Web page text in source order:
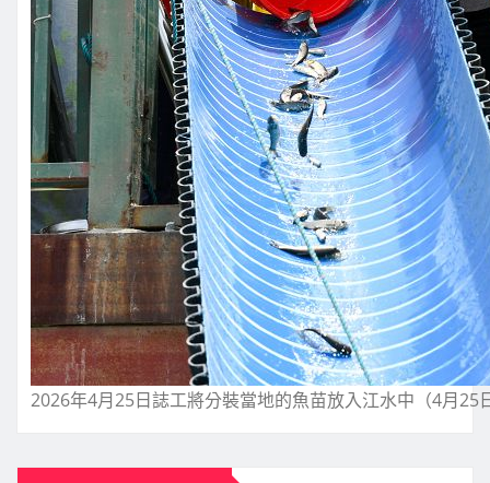
2026年4月25日誌工將分裝當地的魚苗放入江水中（4月25